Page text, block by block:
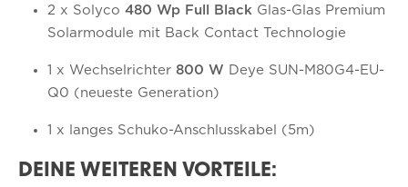
2 x Solyco 480 Wp Full Black Glas-Glas Premium
Solarmodule mit Back Contact Technologie
1 x Wechselrichter 800 W Deye SUN-M80G4-EU-
Q0 (neueste Generation)
1 x langes Schuko-Anschlusskabel (5m)
DEINE WEITEREN VORTEILE: